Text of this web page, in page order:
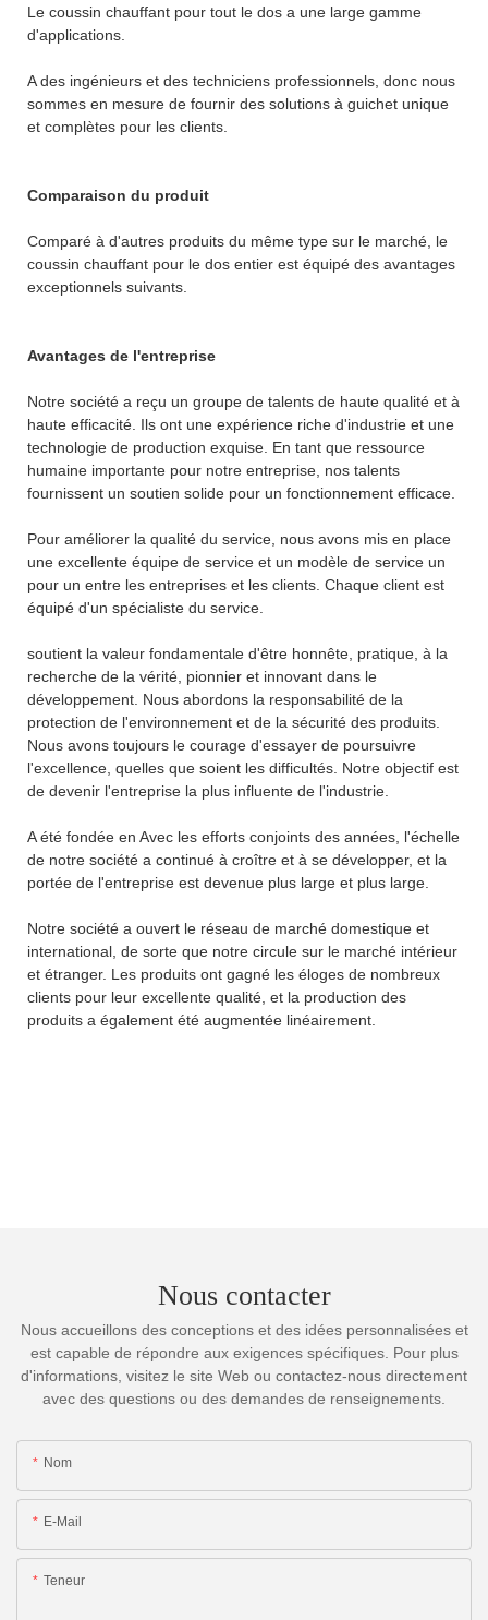
Le coussin chauffant pour tout le dos a une large gamme
d'applications.
A des ingénieurs et des techniciens professionnels, donc nous
sommes en mesure de fournir des solutions à guichet unique
et complètes pour les clients.
Comparaison du produit
Comparé à d'autres produits du même type sur le marché, le
coussin chauffant pour le dos entier est équipé des avantages
exceptionnels suivants.
Avantages de l'entreprise
Notre société a reçu un groupe de talents de haute qualité et à
haute efficacité. Ils ont une expérience riche d'industrie et une
technologie de production exquise. En tant que ressource
humaine importante pour notre entreprise, nos talents
fournissent un soutien solide pour un fonctionnement efficace.
Pour améliorer la qualité du service, nous avons mis en place
une excellente équipe de service et un modèle de service un
pour un entre les entreprises et les clients. Chaque client est
équipé d'un spécialiste du service.
soutient la valeur fondamentale d'être honnête, pratique, à la
recherche de la vérité, pionnier et innovant dans le
développement. Nous abordons la responsabilité de la
protection de l'environnement et de la sécurité des produits.
Nous avons toujours le courage d'essayer de poursuivre
l'excellence, quelles que soient les difficultés. Notre objectif est
de devenir l'entreprise la plus influente de l'industrie.
A été fondée en Avec les efforts conjoints des années, l'échelle
de notre société a continué à croître et à se développer, et la
portée de l'entreprise est devenue plus large et plus large.
Notre société a ouvert le réseau de marché domestique et
international, de sorte que notre circule sur le marché intérieur
et étranger. Les produits ont gagné les éloges de nombreux
clients pour leur excellente qualité, et la production des
produits a également été augmentée linéairement.
Nous contacter
Nous accueillons des conceptions et des idées personnalisées et
est capable de répondre aux exigences spécifiques. Pour plus
d'informations, visitez le site Web ou contactez-nous directement
avec des questions ou des demandes de renseignements.
Nom
E-Mail
Teneur